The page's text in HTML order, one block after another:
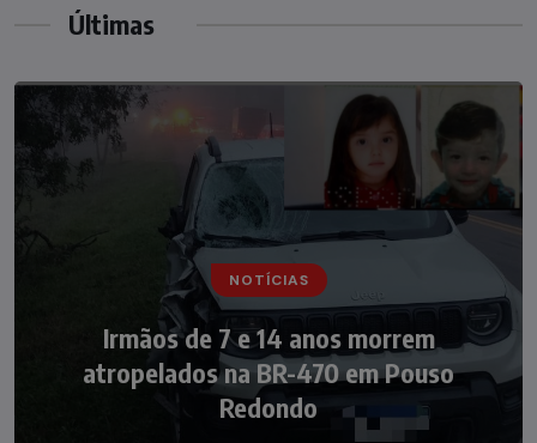
Últimas
NOTÍCIAS
Irmãos de 7 e 14 anos morrem
atropelados na BR-470 em Pouso
Redondo
NOTÍCIAS
Nádia Menegazzi leva o nome de Taió ao
palco do Programa Silvio Santos